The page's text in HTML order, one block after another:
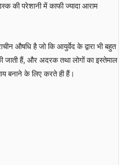
की परेशानी में काफी ज्यादा आराम
औषधि है जो कि आयुर्वेद के द्वारा भी बहुत
जाती हैं, और अदरक तथा लोगों का इस्तेमाल
बनाने के लिए करते ही हैं।